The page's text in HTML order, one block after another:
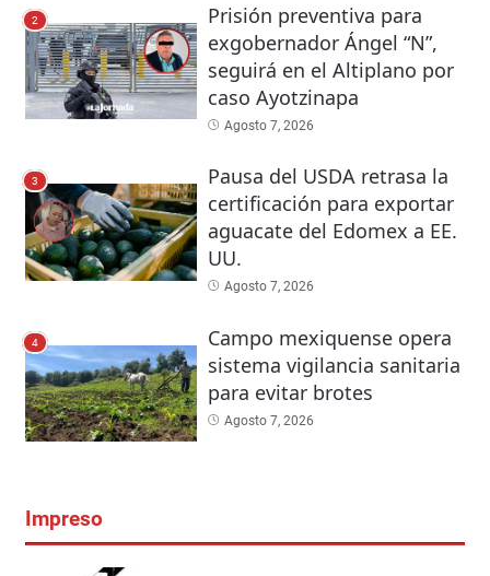
2
Prisión preventiva para
exgobernador Ángel “N”,
seguirá en el Altiplano por
caso Ayotzinapa
Agosto 7, 2026
3
Pausa del USDA retrasa la
certificación para exportar
aguacate del Edomex a EE.
UU.
Agosto 7, 2026
4
Campo mexiquense opera
sistema vigilancia sanitaria
para evitar brotes
Agosto 7, 2026
Impreso